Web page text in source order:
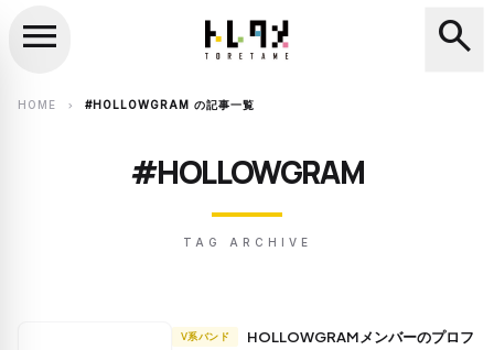
search
menu search
HOME chevron_right #HOLLOWGRAM の記事一覧
#HOLLOWGRAM
TAG ARCHIVE
V系バンド